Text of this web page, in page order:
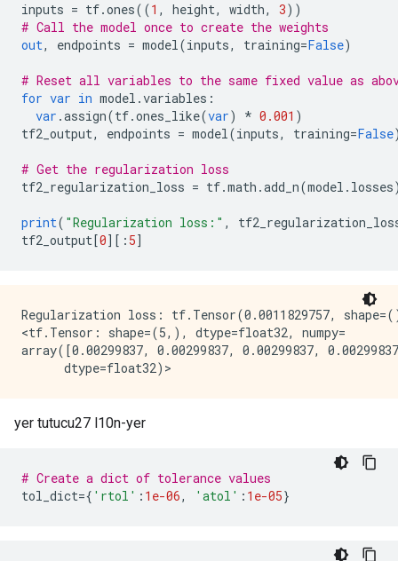
inputs = tf.ones((1 , height, width, 3))
# Call the model once to create the weights
out, endpoints = model(inputs, training=False)
# Reset all variables to the same fixed value as
for var in model .variables :
var .assign(tf.ones_like(var) * 0.001 )
tf2_output, endpoints = model(inputs, training=False
# Get the regularization loss
tf2_regularization_loss = tf.math .add_n(model . losses
print( "Regularization loss:" ,
tf2_output[0][: 5]
Regularization loss: tf.Tensor(0.0011829757,
<tf.Tensor: shape=(5,), dtype=float32, numpy=
array([0.00299837, 0.00299837, 0.00299837,
yer tutucu27 l10n-yer
# Create a dict of tolerance values
tol_dict={ 'rtol' : 1e-06, 'atol' : 1e-05}